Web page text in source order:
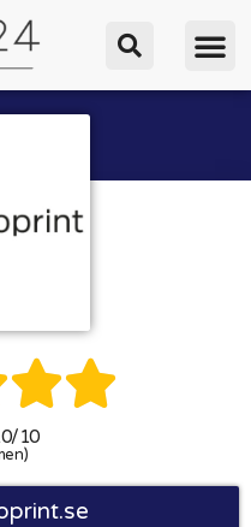

10